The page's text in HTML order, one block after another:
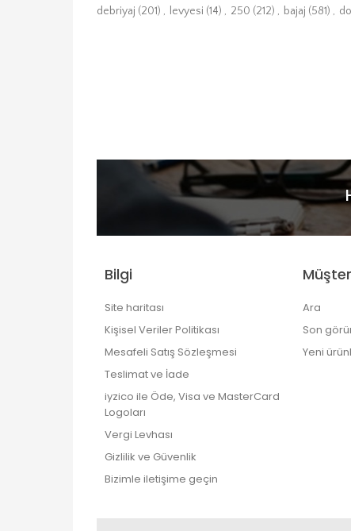
debriyaj (201) , levyesi (14) , 250 (212) , bajaj (581) ,
Bilgi
Site haritası
Kişisel Veriler Politikası
Mesafeli Satış Sözleşmesi
Teslimat ve İade
iyzico ile Öde, Visa ve MasterCard
Logoları
Vergi Levhası
Gizlilik ve Güvenlik
Bizimle iletişime geçin
Ara
Son
Yeni